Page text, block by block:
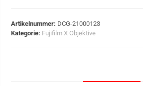
Artikelnummer: DCG-21000123
Kategorie: Fujifilm X Objektive